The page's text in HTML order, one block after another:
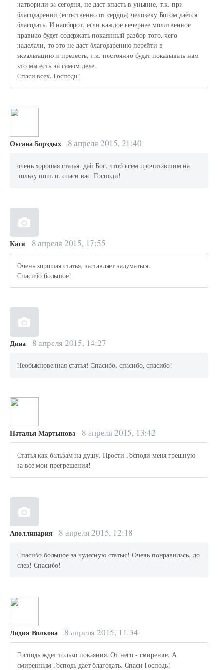
натворили за сегодня, не даст впасть в уныние, т.к. при
благодарении (естественно от сердца) человеку Богом даётся
благодать. И наоборот, если каждое вечернее молитвенное
правило будет содержать покаянный разбор того, чего
наделали, то это не даст благодарению перейти в
экзальтацию и прелесть, т.к. постоянно будет показывать нам
кто мы есть на самом деле.
Спаси всех, Господи!
Оксана Борздых 8 апреля 2015, 21:40
очень хорошая статья. дай Бог, чтоб всем прочитавшим на
пользу пошло. спаси вас, Господи!
Катя 8 апреля 2015, 17:55
Очень хорошая статья, заставляет задуматься.
Спасибо большое!
Дина 8 апреля 2015, 14:27
Необыкновенная статья! Спасибо, спасибо, спасибо!
Наталья Мартынова 8 апреля 2015, 13:42
Статья как бальзам на душу. Прости Господи меня грешную
за все мои прегрешения!
Аполлинария 8 апреля 2015, 12:18
Спасибо большое за чудесную статью! Очень понравилась, до
слез! Спасибо!
Лидия Волкова 8 апреля 2015, 11:34
Господь ждет только покаяния. От него - смирение. А
смиренным Господь дает благодать. Спаси Господь!